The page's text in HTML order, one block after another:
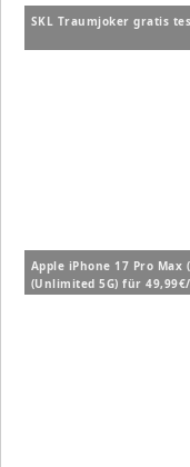
SKL Traumjoker gratis
Apple iPhone 17 Pro Max
(Unlimited 5G) für